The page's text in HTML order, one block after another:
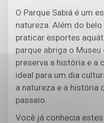
O Parque Sabiá é um
natureza. Além do
praticar esportes
parque abriga o
preserva a história e a
ideal para um dia
a natureza e a história
passeio.
Você já conhecia